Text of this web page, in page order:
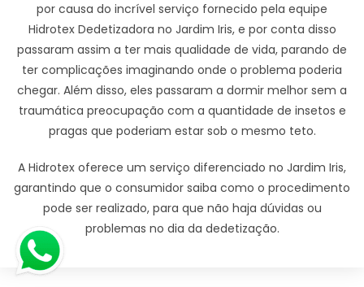
por causa do incrível serviço fornecido pela equipe
Hidrotex Dedetizadora no Jardim Iris, e por conta disso
passaram assim a ter mais qualidade de vida, parando de
ter complicações imaginando onde o problema poderia
chegar. Além disso, eles passaram a dormir melhor sem a
traumática preocupação com a quantidade de insetos e
pragas que poderiam estar sob o mesmo teto.
A Hidrotex oferece um serviço diferenciado no Jardim Iris,
garantindo que o consumidor saiba como o procedimento
pode ser realizado, para que não haja dúvidas ou
problemas no dia da dedetização.